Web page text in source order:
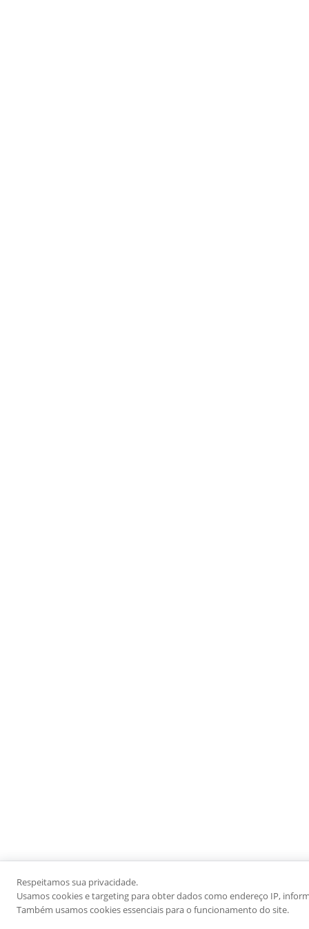
Respeitamos sua privacidade.
Usamos cookies e targeting para obter dados como endereço IP,
Também usamos cookies essenciais para o funcionamento do site.